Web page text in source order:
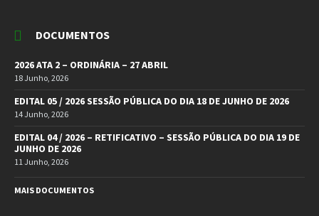
DOCUMENTOS
2026 ATA 2 – ORDINÁRIA – 27 ABRIL
18 Junho, 2026
EDITAL 05 / 2026 SESSÃO PÚBLICA DO DIA 18 DE JUNHO DE 2026
14 Junho, 2026
EDITAL 04 / 2026 – RETIFICATIVO – SESSÃO PÚBLICA DO DIA 19 DE
JUNHO DE 2026
11 Junho, 2026
MAIS DOCUMENTOS